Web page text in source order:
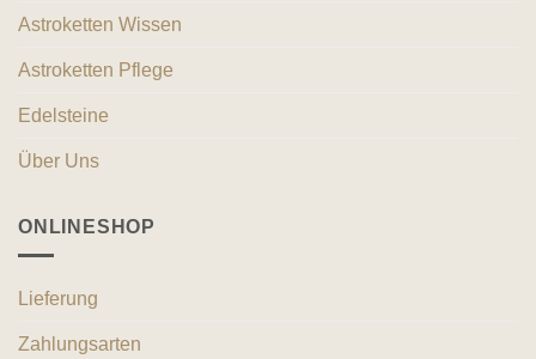
Astroketten Wissen
Astroketten Pflege
Edelsteine
Über Uns
ONLINESHOP
Lieferung
Zahlungsarten